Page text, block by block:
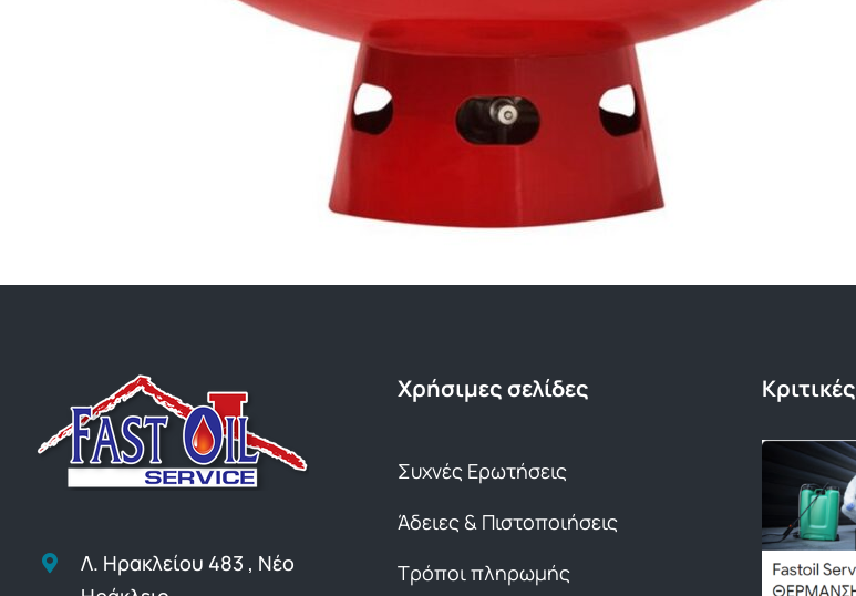
Λ. Ηρακλείου 483 , Νέο
Χρήσιμες σελίδες
Συχνές Ερωτήσεις
Άδειες & Πιστοποιήσεις
Τρόποι πληρωμής
Κριτικές